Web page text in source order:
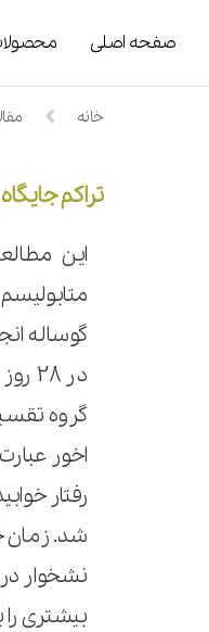
صفحه اصلی
خانه
تراکم
این
در 28 روز (3
گروه
شد. زمان